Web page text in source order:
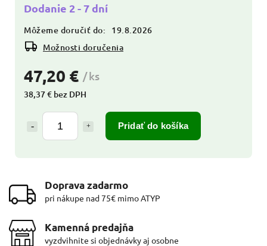
47,20 € / ks
38,37 € bez DPH
Pridať do košíka
Dodanie 2 - 7 dní
Môžeme doručiť do:
19.8.2026
Možnosti doručenia
Doprava zadarmo
pri nákupe nad 75€ mimo ATYP
Kamenná predajňa
vyzdvihnite si objednávky aj osobne